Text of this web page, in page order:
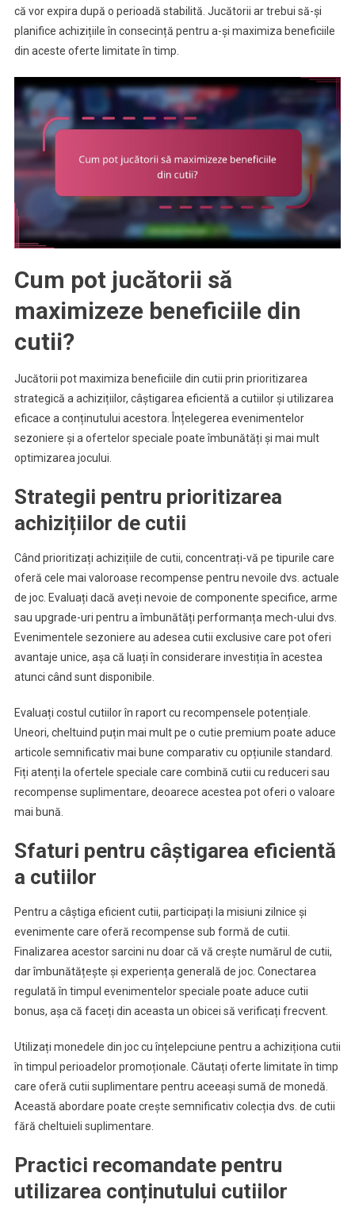
că vor expira după o perioadă stabilită. Jucătorii ar trebui să-și
planifice achizițiile în consecință pentru a-și maximiza beneficiile
din aceste oferte limitate în timp.
Cum pot jucătorii să
maximizeze beneficiile din
cutii?
Jucătorii pot maximiza beneficiile din cutii prin prioritizarea
strategică a achizițiilor, câștigarea eficientă a cutiilor și utilizarea
eficace a conținutului acestora. Înțelegerea evenimentelor
sezoniere și a ofertelor speciale poate îmbunătăți și mai mult
optimizarea jocului.
Strategii pentru prioritizarea
achizițiilor de cutii
Când prioritizați achizițiile de cutii, concentrați-vă pe tipurile care
oferă cele mai valoroase recompense pentru nevoile dvs. actuale
de joc. Evaluați dacă aveți nevoie de componente specifice, arme
sau upgrade-uri pentru a îmbunătăți performanța mech-ului dvs.
Evenimentele sezoniere au adesea cutii exclusive care pot oferi
avantaje unice, așa că luați în considerare investiția în acestea
atunci când sunt disponibile.
Evaluați costul cutiilor în raport cu recompensele potențiale.
Uneori, cheltuind puțin mai mult pe o cutie premium poate aduce
articole semnificativ mai bune comparativ cu opțiunile standard.
Fiți atenți la ofertele speciale care combină cutii cu reduceri sau
recompense suplimentare, deoarece acestea pot oferi o valoare
mai bună.
Sfaturi pentru câștigarea eficientă
a cutiilor
Pentru a câștiga eficient cutii, participați la misiuni zilnice și
evenimente care oferă recompense sub formă de cutii.
Finalizarea acestor sarcini nu doar că vă crește numărul de cutii,
dar îmbunătățește și experiența generală de joc. Conectarea
regulată în timpul evenimentelor speciale poate aduce cutii
bonus, așa că faceți din aceasta un obicei să verificați frecvent.
Utilizați monedele din joc cu înțelepciune pentru a achiziționa cutii
în timpul perioadelor promoționale. Căutați oferte limitate în timp
care oferă cutii suplimentare pentru aceeași sumă de monedă.
Această abordare poate crește semnificativ colecția dvs. de cutii
fără cheltuieli suplimentare.
Practici recomandate pentru
utilizarea conținutului cutiilor